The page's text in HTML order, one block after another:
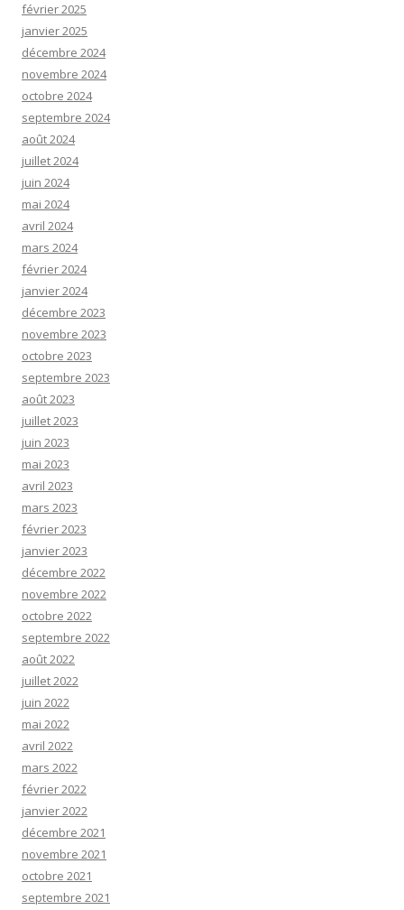
février 2025
janvier 2025
décembre 2024
novembre 2024
octobre 2024
septembre 2024
août 2024
juillet 2024
juin 2024
mai 2024
avril 2024
mars 2024
février 2024
janvier 2024
décembre 2023
novembre 2023
octobre 2023
septembre 2023
août 2023
juillet 2023
juin 2023
mai 2023
avril 2023
mars 2023
février 2023
janvier 2023
décembre 2022
novembre 2022
octobre 2022
septembre 2022
août 2022
juillet 2022
juin 2022
mai 2022
avril 2022
mars 2022
février 2022
janvier 2022
décembre 2021
novembre 2021
octobre 2021
septembre 2021